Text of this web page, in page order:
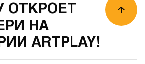
ОТКРОЕТ
НА
ARTPLAY!